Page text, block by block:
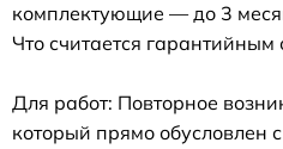
комплектующие — до 3
Что считается гарантийным
Для работ: Повторное
который прямо обусловлен